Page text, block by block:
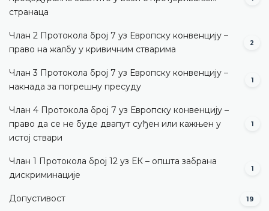
странаца
Члан 2 Протокола број 7 уз Европску конвенцију –
право на жалбу у кривичним стварима
2
Члан 3 Протокола број 7 уз Европску конвенцију –
накнада за погрешну пресуду
1
Члан 4 Протокола број 7 уз Европску конвенцију –
право да се не буде двапут суђен или кажњен у
истој ствари
1
Члан 1 Протокола број 12 уз ЕК – општа забрана
дискриминације
1
Допустивост 19